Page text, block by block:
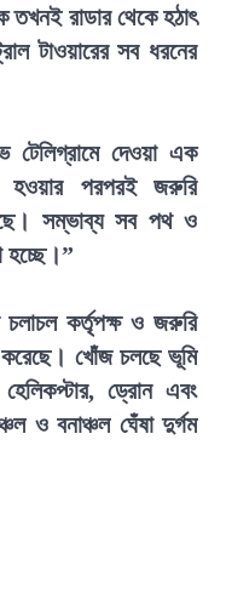
তখনই রাডার থেকে হঠাৎ
টাওয়ারের সব ধরনের
দেওয়া এক
হওয়ার পরপরই জরুরি
সম্ভাব্য সব পথ ও
হচ্ছে।”
চলাচল কর্তৃপক্ষ ও জরুরি
খোঁজ চলছে ভূমি
ড্রোন এবং
ও বনাঞ্চল ঘেঁষা দুর্গম